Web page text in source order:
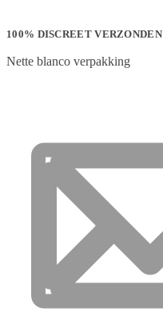
100% DISCREET VERZONDEN
Nette blanco verpakking